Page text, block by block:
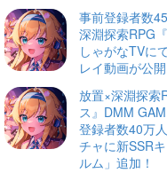
事前登録者数
深淵探索RPG
しゃがなTVに
レイ動画が公開
放置×深淵探索
ス』DMM
登録者数40万
チャに新SSR
ルム」追加！